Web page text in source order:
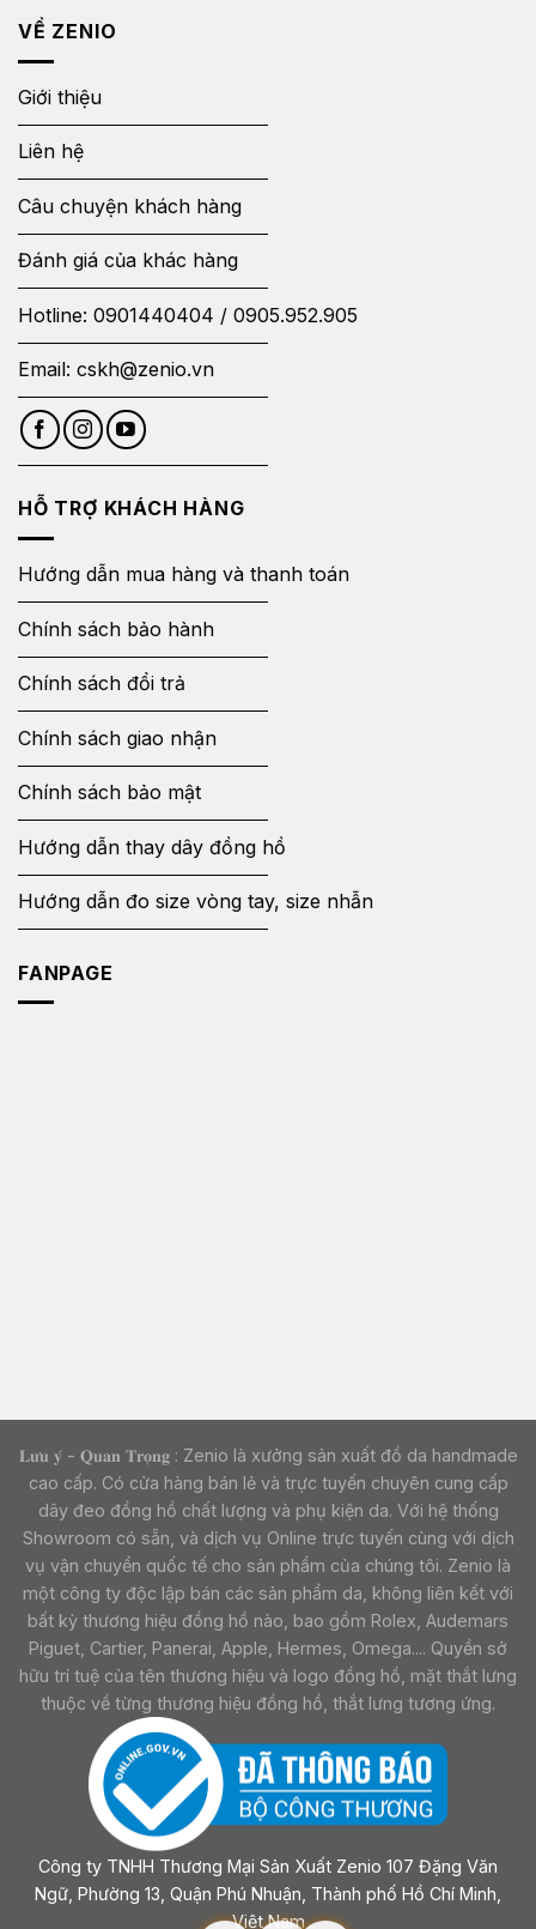
VỀ ZENIO
Giới thiệu
Liên hệ
Câu chuyện khách hàng
Đánh giá của khác hàng
Hotline: 0901440404 / 0905.952.905
Email: cskh@zenio.vn
HỖ TRỢ KHÁCH HÀNG
Hướng dẫn mua hàng và thanh toán
Chính sách bảo hành
Chính sách đổi trả
Chính sách giao nhận
Chính sách bảo mật
Hướng dẫn thay dây đồng hồ
Hướng dẫn đo size vòng tay, size nhẫn
FANPAGE
𝐋𝐮̛𝐮 𝐲́ - 𝐐𝐮𝐚𝐧 𝐓𝐫𝐨̣𝐧𝐠 : Zenio là xưởng sản xuất đồ da handmade
cao cấp. Có cửa hàng bán lẻ và trực tuyến chuyên cung cấp
dây đeo đồng hồ chất lượng và phụ kiện da. Với hệ thống
Showroom có sẵn, và dịch vụ Online trực tuyến cùng với dịch
vụ vận chuyển quốc tế cho sản phẩm của chúng tôi. Zenio là
một công ty độc lập bán các sản phẩm da, không liên kết với
bất kỳ thương hiệu đồng hồ nào, bao gồm Rolex, Audemars
Piguet, Cartier, Panerai, Apple, Hermes, Omega.... Quyền sở
hữu trí tuệ của tên thương hiệu và logo đồng hồ, mặt thắt lưng
thuộc về từng thương hiệu đồng hồ, thắt lưng tương ứng.
Công ty TNHH Thương Mại Sản Xuất Zenio 107 Đặng Văn
Ngữ, Phường 13, Quận Phú Nhuận, Thành phố Hồ Chí Minh,
Việt Nam